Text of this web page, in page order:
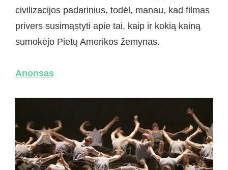
civilizacijos padarinius, todėl, manau, kad filmas
privers susimąstyti apie tai, kaip ir kokią kainą
sumokėjo Pietų Amerikos žemynas.
Anonsas